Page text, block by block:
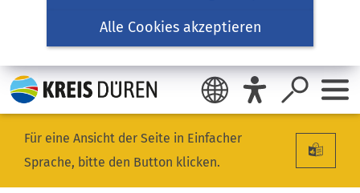
Alle Cookies akzeptieren
Für eine Ansicht der Seite in Einfacher
Sprache, bitte den Button klicken.